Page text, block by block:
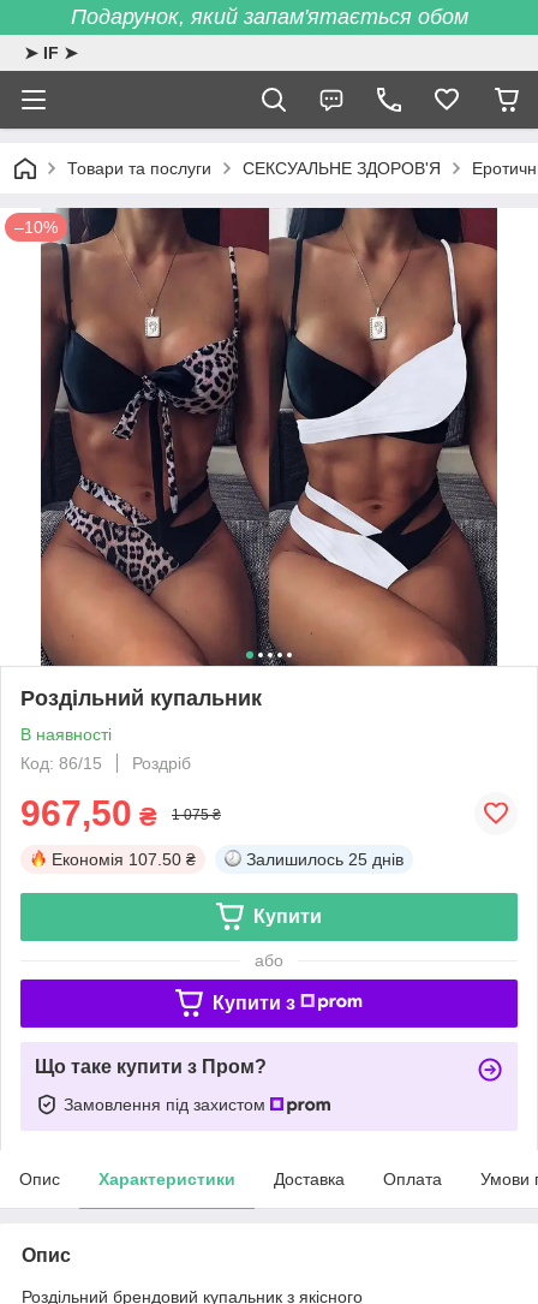
Подарунок, який запам'ятається обом
➤ IF ➤
Товари та послуги СЕКСУАЛЬНЕ ЗДОРОВ'Я
–10%
Роздільний купальник
В наявності
Код: 86/15
Роздріб
967,50 ₴ 1 075 ₴
Економія 107.50 ₴ Залишилось 25 днів
Купити
або
Купити з
Що таке купити з Пром?
Замовлення під захистом
Опис Характеристики Доставка Оплата Умови
Опис
Роздільний брендовий купальник з якісного